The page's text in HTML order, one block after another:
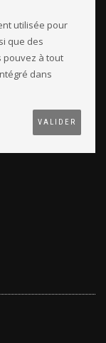
utilisée pour
que des
pouvez à tout
dans